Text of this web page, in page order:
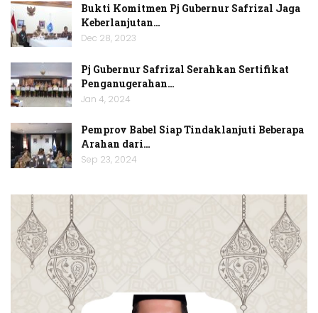
Bukti Komitmen Pj Gubernur Safrizal Jaga
Keberlanjutan…
Dec 28, 2023
Pj Gubernur Safrizal Serahkan Sertifikat
Penganugerahan…
Jan 4, 2024
Pemprov Babel Siap Tindaklanjuti Beberapa
Arahan dari…
Sep 23, 2024